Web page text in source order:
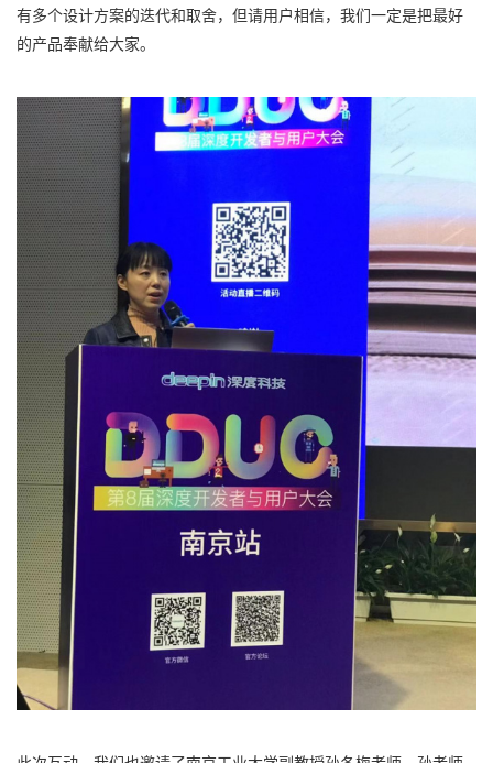
有多个设计方案的迭代和取舍，但请用户相信，我们一定是把最好
的产品奉献给大家。